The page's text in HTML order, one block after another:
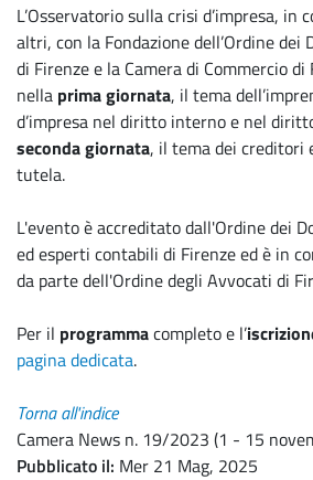
L’Osservatorio sulla crisi d’impresa, in
altri, con la Fondazione dell’Ordine
di Firenze e la Camera di Commercio
nella prima giornata, il tema
d’impresa nel diritto interno e nel
seconda giornata, il tema dei creditori
tutela.
L'evento è accreditato dall'Ordine dei
ed esperti contabili di Firenze ed è in
da parte dell'Ordine degli Avvocati di
Per il programmacompleto e l’
pagina dedicata.
Torna all'indice
Camera News n. 19/2023 (1 - 15
Pubblicato il Mer 21 Mag, 2025